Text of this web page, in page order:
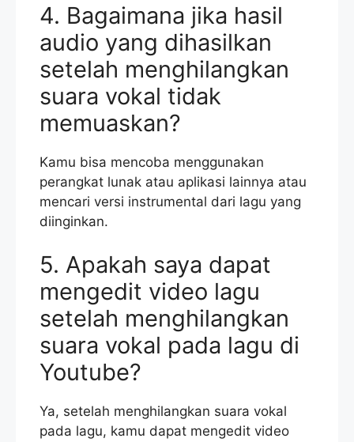
4. Bagaimana jika hasil
audio yang dihasilkan
setelah menghilangkan
suara vokal tidak
memuaskan?
Kamu bisa mencoba menggunakan
perangkat lunak atau aplikasi lainnya atau
mencari versi instrumental dari lagu yang
diinginkan.
5. Apakah saya dapat
mengedit video lagu
setelah menghilangkan
suara vokal pada lagu di
Youtube?
Ya, setelah menghilangkan suara vokal
pada lagu, kamu dapat mengedit video